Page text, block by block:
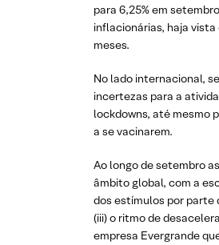
para 6,25% em
inflacionárias, haja
meses.
No lado internacional,
incertezas para a
lockdowns, até mesmo
a se vacinarem.
Ao longo de setembro
âmbito global, com a
dos estímulos por parte
(iii) o ritmo de
empresa Evergrande